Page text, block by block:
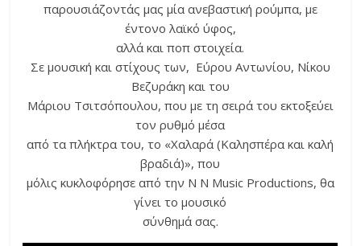
παρουσιάζοντάς μας μία ανεβαστική ρούμπα, με
έντονο λαϊκό ύφος,
αλλά και ποπ στοιχεία.
Σε μουσική και στίχους των, Εύρου Αντωνίου, Νίκου
Βεζυράκη και του
Μάριου Τσιτσόπουλου, που με τη σειρά του εκτοξεύει
τον ρυθμό μέσα
από τα πλήκτρα του, το «Χαλαρά (Καλησπέρα και καλή
βραδιά)», που
μόλις κυκλοφόρησε από την N N Music Productions, θα
γίνει το μουσικό
σύνθημά σας.